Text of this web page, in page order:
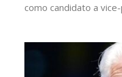
como candidato a